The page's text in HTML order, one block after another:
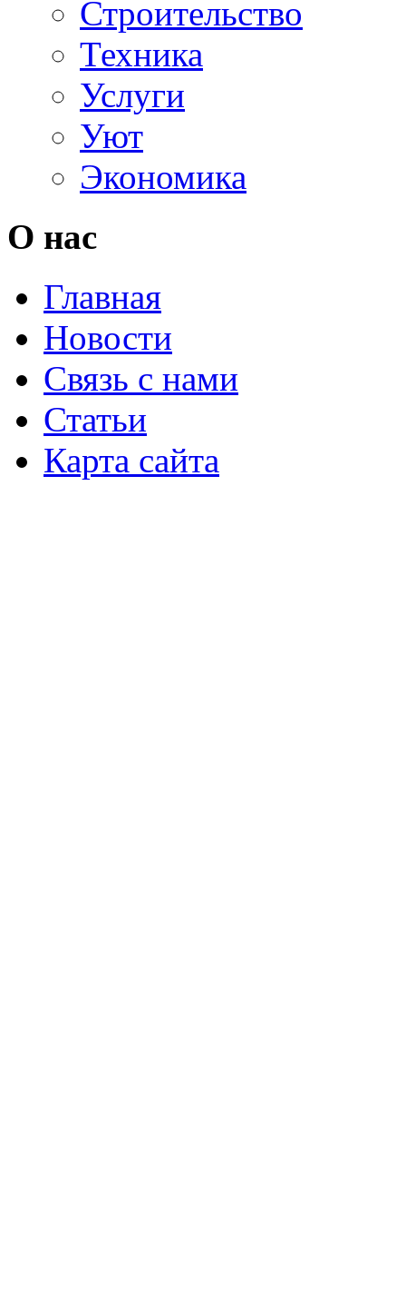
Строительство
Техника
Услуги
Уют
Экономика
О нас
Главная
Новости
Связь с нами
Статьи
Карта сайта